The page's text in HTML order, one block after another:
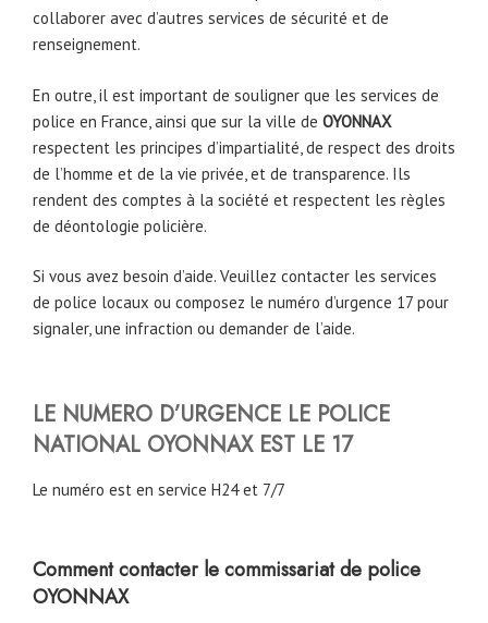
collaborer avec d’autres services de sécurité et de
renseignement.
En outre, il est important de souligner que les services de
police en France, ainsi que sur la ville de OYONNAX
respectent les principes d’impartialité, de respect des droits
de l’homme et de la vie privée, et de transparence. Ils
rendent des comptes à la société et respectent les règles
de déontologie policière.
Si vous avez besoin d’aide. Veuillez contacter les services
de police locaux ou composez le numéro d’urgence 17 pour
signaler, une infraction ou demander de l’aide.
LE NUMERO D’URGENCE LE POLICE
NATIONAL OYONNAX EST LE 17
Le numéro est en service H24 et 7/7
Comment contacter le commissariat de police
OYONNAX